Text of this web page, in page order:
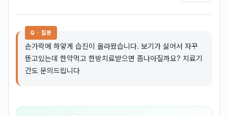
Q · 질문
손가락에 하얗게 습진이 올라왔습니다. 보기가 싫어서 자꾸
뜯고있는데 한약먹고 한방치료받으면 좀나아질까요? 치료기
간도 문의드립니다